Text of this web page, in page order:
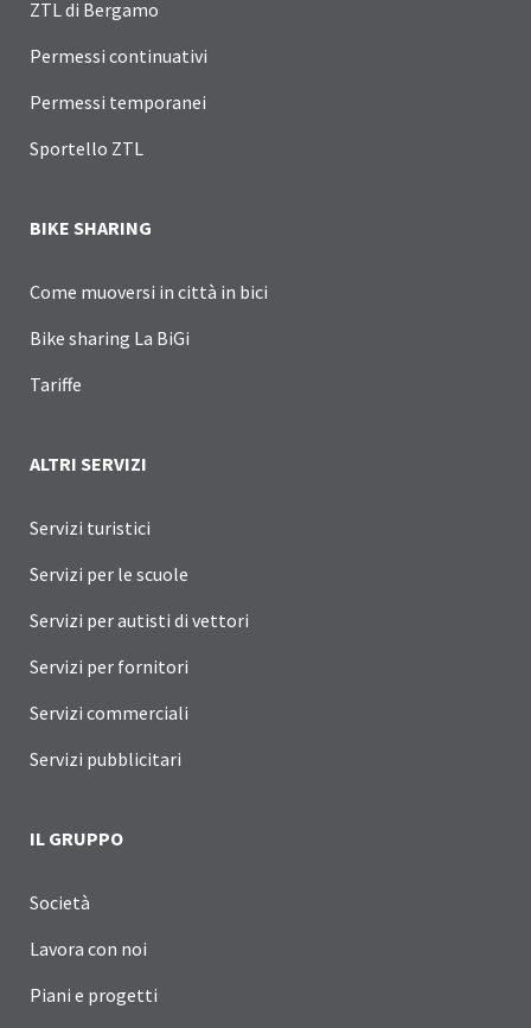
ZTL di Bergamo
Permessi continuativi
Permessi temporanei
Sportello ZTL
BIKE SHARING
Come muoversi in città in bici
Bike sharing La BiGi
Tariffe
ALTRI SERVIZI
Servizi turistici
Servizi per le scuole
Servizi per autisti di vettori
Servizi per fornitori
Servizi commerciali
Servizi pubblicitari
IL GRUPPO
Società
Lavora con noi
Piani e progetti